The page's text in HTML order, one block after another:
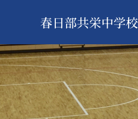
春日部共栄中学校